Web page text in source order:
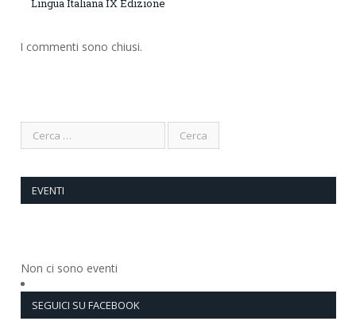
Lingua Italiana IX Edizione
I commenti sono chiusi.
EVENTI
Non ci sono eventi
SEGUICI SU FACEBOOK